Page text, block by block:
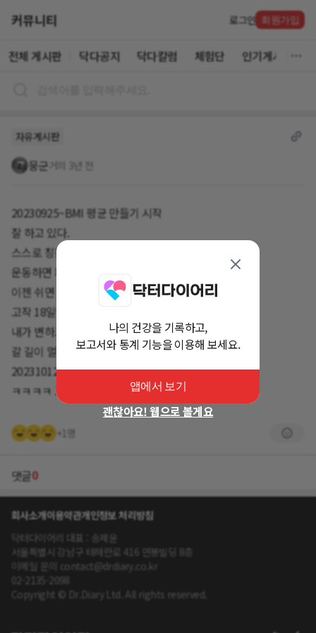
커뮤니티 로그인 회원가입
전체 게시판 닥다공지 닥다칼럼 체험단 인기게시글
자유게시판
뭉군 거의 3년 전
20230925~BMI 평균 만들기 시작
잘 하고 있다.
스스로 칭찬중.
운동하면 피곤하던 몸이
이젠 쉬면 피곤해진다.
고작 18일인데
내가 변하고 있다.
갈 길이 멀지만 지치지않고, 가보자!
20231012 -5.6kg감량
ㅋㅋㅋㅋ 그래도 아직 비만 ^^
+1명
댓글0
회사소개이용약관개인정보 처리방침
닥터다이어리 대표 : 송제윤
서울특별시 강남구 테헤란로 416 연봉빌딩 8층
이메일 문의 contact@drdiary.co.kr
02-2135-2098
Copyright © Dr.Diary Ltd. All rights reserved.
나의 건강을 기록하고,
보고서와 통계 기능을 이용해 보세요.
앱에서 보기
괜찮아요! 웹으로 볼게요